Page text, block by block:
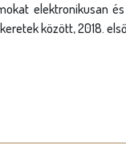
elektronikusan
között, 2018.